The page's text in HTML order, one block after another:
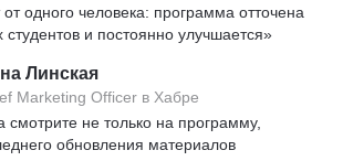
от одного человека: программа отточена
студентов и постоянно улучшается»
Линская
Marketing Officer в Хабре
смотрите не только на программу,
обновления материалов